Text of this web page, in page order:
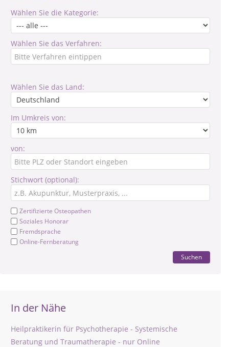
Wählen Sie die Kategorie:
Wählen Sie das Verfahren:
Wählen Sie das Land:
Im Umkreis von:
von:
Stichwort (optional):
Zertifizierte Osteopathen
Soziales Honorar
Fremdsprache
Online-Fernberatung
Suchen
In der Nähe
Heilpraktikerin für Psychotherapie - Systemische
Beratung und Traumatherapie - nur Online